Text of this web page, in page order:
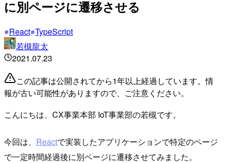
に別ページに遷移させる
React TypeScript
若槻龍太
2021.07.23
この記事は公開されてから1年以上経過しています。情
報が古い可能性がありますので、ご注意ください。
こんにちは、CX事業本部 IoT事業部の若槻です。
今回は、 Reactで実装したアプリケーションで特定のページ
で一定時間経過後に別ページに遷移させてみました。